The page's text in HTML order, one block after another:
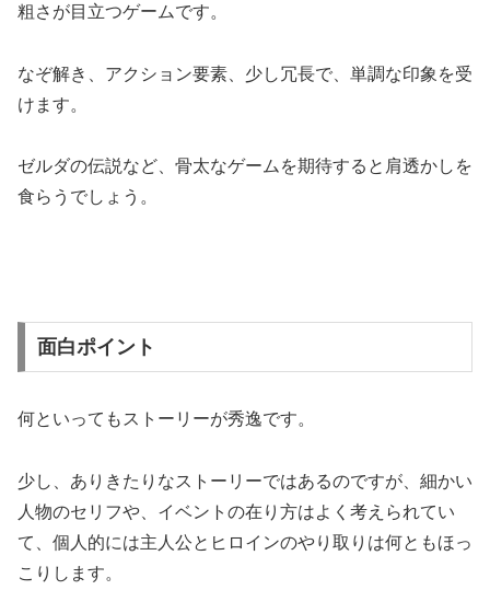
粗さが目立つゲームです。
なぞ解き、アクション要素、少し冗長で、単調な印象を受
けます。
ゼルダの伝説など、骨太なゲームを期待すると肩透かしを
食らうでしょう。
面白ポイント
何といってもストーリーが秀逸です。
少し、ありきたりなストーリーではあるのですが、細かい
人物のセリフや、イベントの在り方はよく考えられてい
て、個人的には主人公とヒロインのやり取りは何ともほっ
こりします。